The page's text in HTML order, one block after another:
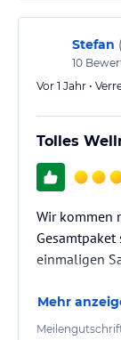
Stefan (
10
Vor 1 Jahr •
Tolles
Wir kommen
einmaligen
Mehr